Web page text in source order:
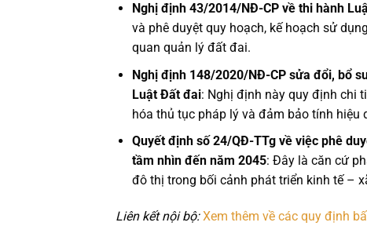
Nghị định 43/2014/NĐ-CP về thi hành
và phê duyệt quy hoạch, kế hoạch sử
quan quản lý đất đai.
Nghị định 148/2020/NĐ-CP sửa đổi, bổ
Luật Đất đai: Nghị định này quy định chi
hóa thủ tục pháp lý và đảm bảo tính hiệu
Quyết định số 24/QĐ-TTg về việc phê
tầm nhìn đến năm 2045: Đây là căn cứ
đô thị trong bối cảnh phát triển kinh tế –
Liên kết nội bộ: Xem thêm về các quy định